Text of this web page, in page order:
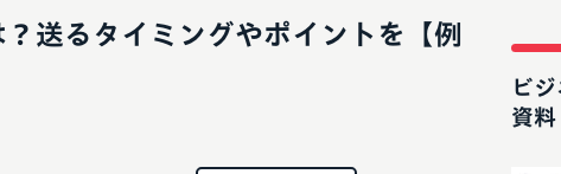
送るタイミングやポイントを【例
ビ
資料